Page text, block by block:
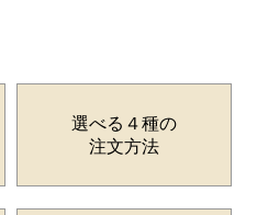
選べる４種の
注文方法